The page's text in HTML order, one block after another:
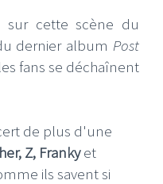
sur cette scène du
dernier album Post
fans se déchaînent
de plus d'une
Z, Frankyet
ils savent si